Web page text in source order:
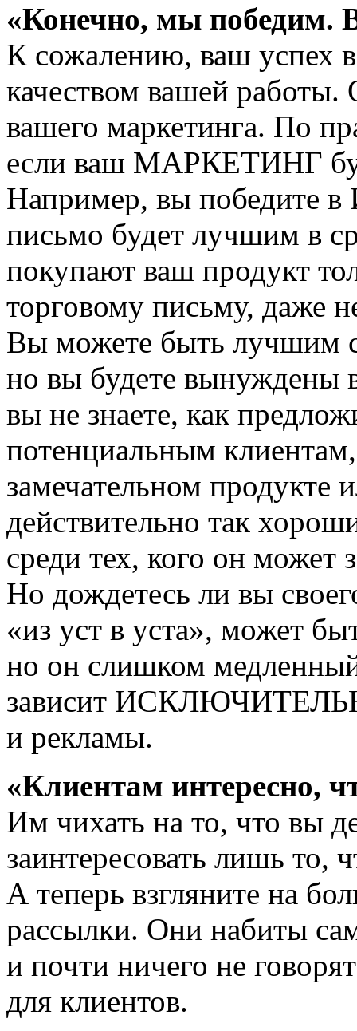
«Конечно, мы победим.
К сожалению, ваш успех в
качеством вашей работы.
вашего маркетинга. По
если ваш МАРКЕТИНГ
Например, вы победите в
письмо будет лучшим в
покупают ваш продукт
торговому письму, даже
Вы можете быть лучшим
но вы будете вынуждены
вы не знаете, как
потенциальным
замечательном продукте
действительно так
среди тех, кого он может
Но дождетесь ли вы
«из уст в уста», может
но он слишком
зависит
и рекламы.
«Клиентам интересно,
Им чихать на то, что вы
заинтересовать лишь
А теперь взгляните на
рассылки. Они набиты
и почти ничего не
для клиентов.